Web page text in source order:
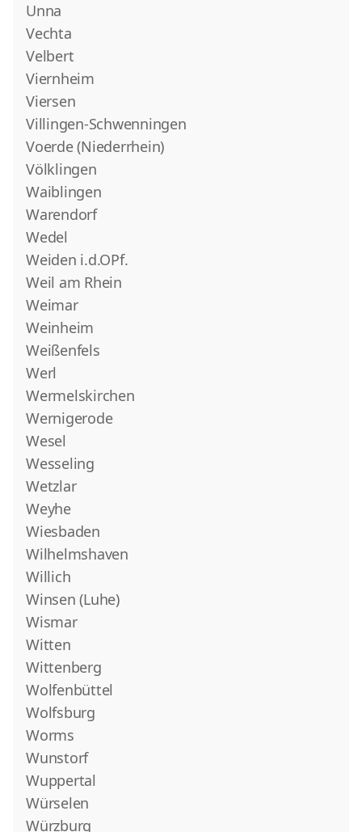
Unna
Vechta
Velbert
Viernheim
Viersen
Villingen-Schwenningen
Voerde (Niederrhein)
Völklingen
Waiblingen
Warendorf
Wedel
Weiden i.d.OPf.
Weil am Rhein
Weimar
Weinheim
Weißenfels
Werl
Wermelskirchen
Wernigerode
Wesel
Wesseling
Wetzlar
Weyhe
Wiesbaden
Wilhelmshaven
Willich
Winsen (Luhe)
Wismar
Witten
Wittenberg
Wolfenbüttel
Wolfsburg
Worms
Wunstorf
Wuppertal
Würselen
Würzburg